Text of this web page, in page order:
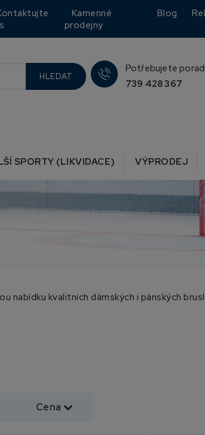
Kamenné
prodejny
Blog
HLEDAT
Potřebujete
739 428 367
SPORTY (LIKVIDACE) VÝPRODEJ
nabídku kvalitních dámských i pánských
Cena